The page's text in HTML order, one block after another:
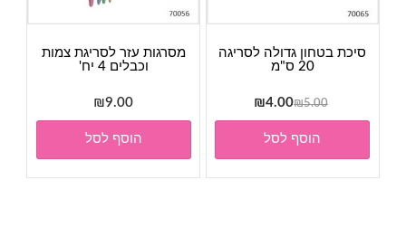
סיכת בטחון גדולה לסריגה
20 ס"מ
₪5.00
המחיר
המקורי
היה:
₪5.00.
₪4.00
הנוכחי
₪4.00.
הוסף לסל
מסרגות עזר לסריגת צמות
וכבלים 4 יח'
₪9.00
הוסף לסל